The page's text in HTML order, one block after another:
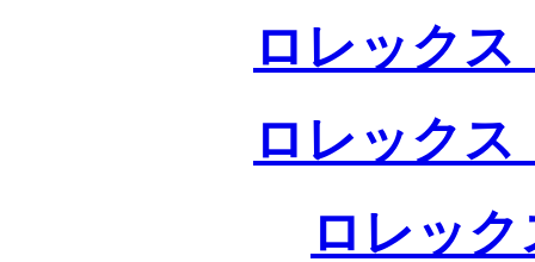
ロレックス
ロレックス
ロレッ